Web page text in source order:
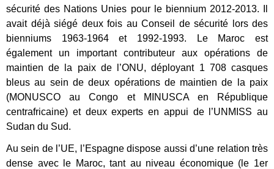
sécurité des Nations Unies pour le biennium 2012-2013. Il
avait déjà siégé deux fois au Conseil de sécurité lors des
bienniums 1963-1964 et 1992-1993. Le Maroc est
également un important contributeur aux opérations de
maintien de la paix de l’ONU, déployant 1 708 casques
bleus au sein de deux opérations de maintien de la paix
(MONUSCO au Congo et MINUSCA en République
centrafricaine) et deux experts en appui de l’UNMISS au
Sudan du Sud.
Au sein de l’UE, l’Espagne dispose aussi d’une relation très
dense avec le Maroc, tant au niveau économique (le 1er